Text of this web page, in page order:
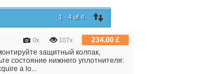
1 - 4 of 4
234.00 £
107x
0x
защитный колпак,
состояние нижнего уплотнителя:
a lo...